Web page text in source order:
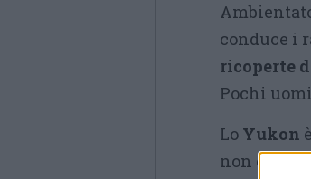
conduce i
ricoperte
Pochi
Lo Yukon
non è